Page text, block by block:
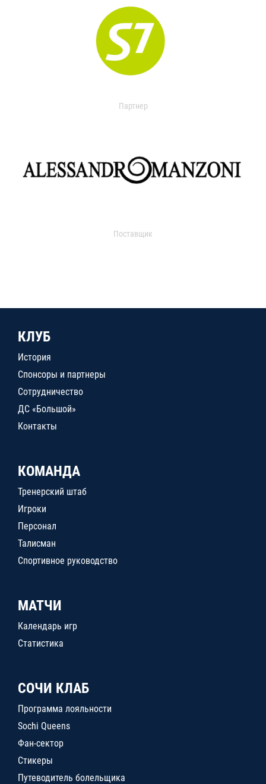
Партнер
Поставщик
КЛУБ
История
Спонсоры и партнеры
Сотрудничество
ДС «Большой»
Контакты
КОМАНДА
Тренерский штаб
Игроки
Персонал
Талисман
Спортивное руководство
МАТЧИ
Календарь игр
Статистика
СОЧИ КЛАБ
Программа лояльности
Sochi Queens
Фан-сектор
Стикеры
Путеводитель болельщика